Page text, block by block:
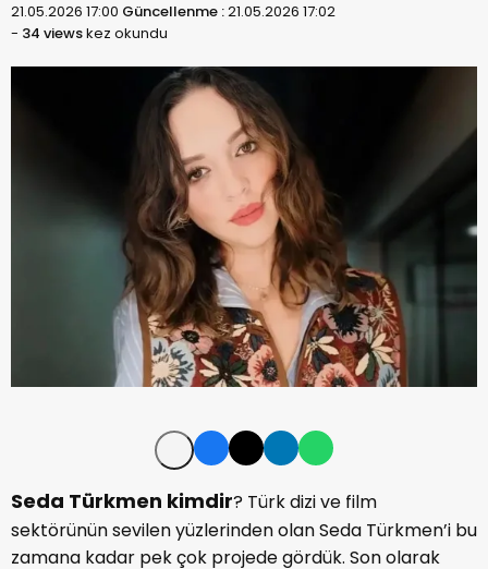
21.05.2026 17:00 Güncellenme :21.05.2026 17:02
- 34 viewskez okundu
Seda Türkmen kimdir? Türk dizi ve film
sektörünün sevilen yüzlerinden olan Seda Türkmen’i bu
zamana kadar pek çok projede gördük. Son olarak